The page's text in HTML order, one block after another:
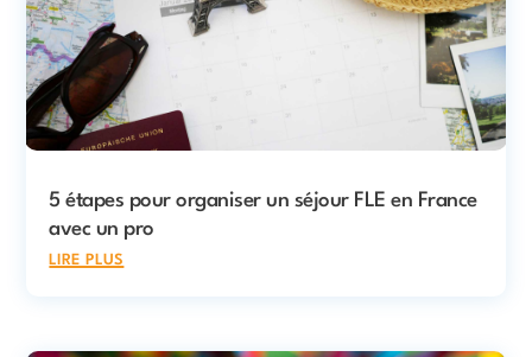
5 étapes pour organiser un séjour FLE en France
avec un pro
lire plus